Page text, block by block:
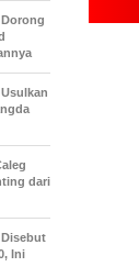
dari
Disebut
Ini